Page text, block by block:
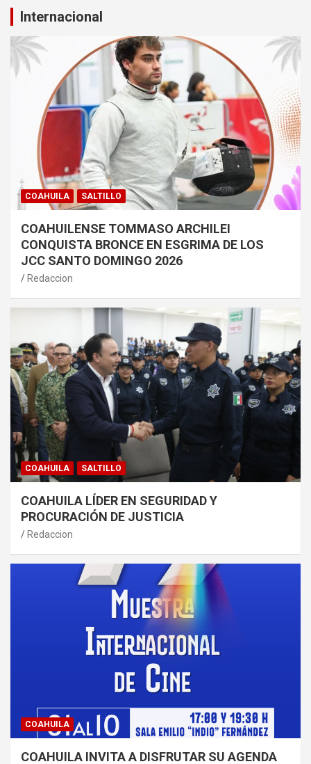
Internacional
COAHUILA SALTILLO
COAHUILENSE TOMMASO ARCHILEI
CONQUISTA BRONCE EN ESGRIMA DE LOS
JCC SANTO DOMINGO 2026
Redaccion
COAHUILA SALTILLO
COAHUILA LÍDER EN SEGURIDAD Y
PROCURACIÓN DE JUSTICIA
Redaccion
COAHUILA
COAHUILA INVITA A DISFRUTAR SU AGENDA